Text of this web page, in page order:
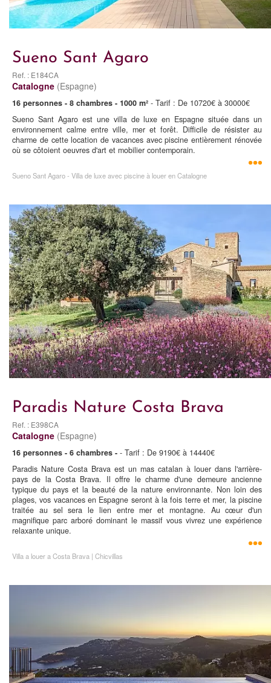
Sueno Sant Agaro
Ref. : E184CA
Catalogne (Espagne)
16 personnes - 8 chambres - 1000 m² - Tarif : De 10720€ à 30000€
Sueno Sant Agaro est une villa de luxe en Espagne située dans un
environnement calme entre ville, mer et forêt. Difficile de résister au
charme de cette location de vacances avec piscine entièrement rénovée
où se côtoient oeuvres d'art et mobilier contemporain.
Sueno Sant Agaro - Villa de luxe avec piscine à louer en Catalogne
Paradis Nature Costa Brava
Ref. : E398CA
Catalogne (Espagne)
16 personnes - 6 chambres - - Tarif : De 9190€ à 14440€
Paradis Nature Costa Brava est un mas catalan à louer dans l'arrière-
pays de la Costa Brava. Il offre le charme d'une demeure ancienne
typique du pays et la beauté de la nature environnante. Non loin des
plages, vos vacances en Espagne seront à la fois terre et mer, la piscine
traitée au sel sera le lien entre mer et montagne. Au cœur d'un
magnifique parc arboré dominant le massif vous vivrez une expérience
relaxante unique.
Villa a louer a Costa Brava | Chicvillas